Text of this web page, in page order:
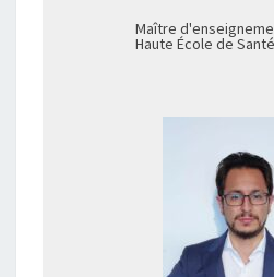
Maître
Haute École de